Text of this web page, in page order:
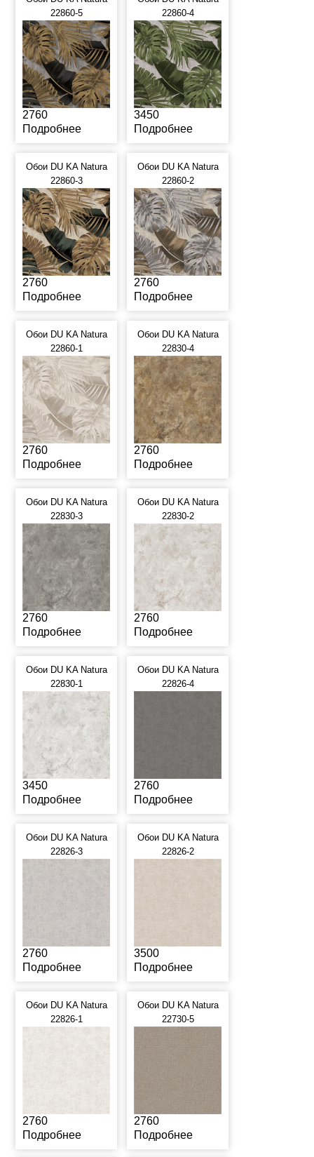
22860-5
2760
Подробнее
22860-4
3450
Подробнее
Обои DU KA Natura
22860-3
2760
Подробнее
Обои DU KA Natura
22860-2
2760
Подробнее
Обои DU KA Natura
22860-1
2760
Подробнее
Обои DU KA Natura
22830-4
2760
Подробнее
Обои DU KA Natura
22830-3
2760
Подробнее
Обои DU KA Natura
22830-2
2760
Подробнее
Обои DU KA Natura
22830-1
3450
Подробнее
Обои DU KA Natura
22826-4
2760
Подробнее
Обои DU KA Natura
22826-3
2760
Подробнее
Обои DU KA Natura
22826-2
3500
Подробнее
Обои DU KA Natura
22826-1
2760
Подробнее
Обои DU KA Natura
22730-5
2760
Подробнее